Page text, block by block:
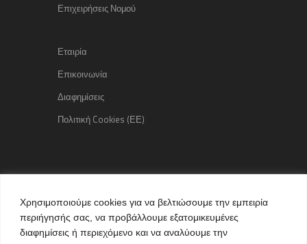
Χρησιμοποιούμε cookies για να βελτιώσουμε την εμπειρία
περιήγησής σας, να προβάλλουμε εξατομικευμένες
διαφημίσεις ή περιεχόμενο και να αναλύουμε την
Επιχειρήσεις Νομού
Εταιρία
Επικοινωνία
Διαφημίσεις
Πολιτική Cookies (ΕΕ)
Copyright © 2015 kozaniLife.gr
All Rights reserved
Internet Services & Advertisement
by kozaniLife.gr